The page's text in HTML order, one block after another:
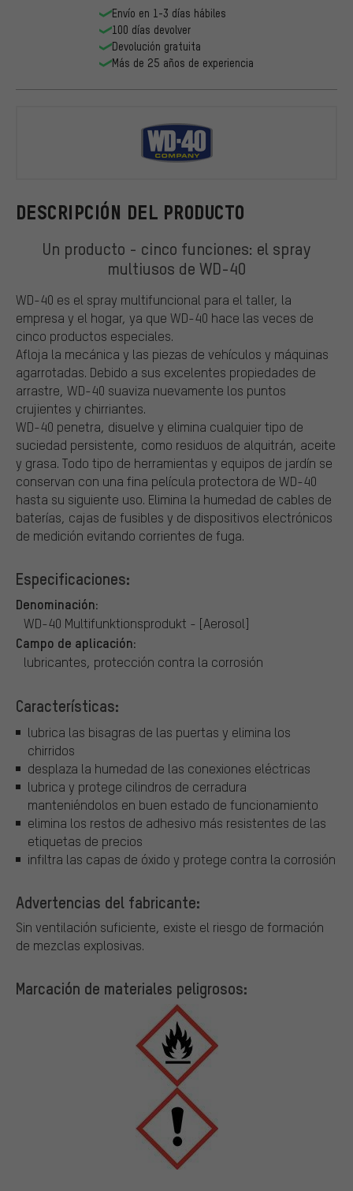
DESCRIPCIÓN DEL PRODUCTO
Un producto - cinco funciones: el spray
multiusos de WD-40
WD-40 es el spray multifuncional para el taller, la
empresa y el hogar, ya que WD-40 hace las veces de
cinco productos especiales.
Afloja la mecánica y las piezas de vehículos y máquinas
agarrotadas. Debido a sus excelentes propiedades de
arrastre, WD-40 suaviza nuevamente los puntos
crujientes y chirriantes.
WD-40 penetra, disuelve y elimina cualquier tipo de
suciedad persistente, como residuos de alquitrán, aceite
y grasa. Todo tipo de herramientas y equipos de jardín se
conservan con una fina película protectora de WD-40
hasta su siguiente uso. Elimina la humedad de cables de
baterías, cajas de fusibles y de dispositivos electrónicos
de medición evitando corrientes de fuga.
Especificaciones:
Denominación:
WD-40 Multifunktionsprodukt - [Aerosol]
Campo de aplicación:
lubricantes, protección contra la corrosión
Características:
lubrica las bisagras de las puertas y elimina los
chirridos
desplaza la humedad de las conexiones eléctricas
lubrica y protege cilindros de cerradura
manteniéndolos en buen estado de funcionamiento
elimina los restos de adhesivo más resistentes de las
etiquetas de precios
infiltra las capas de óxido y protege contra la corrosión
Advertencias del fabricante:
Sin ventilación suficiente, existe el riesgo de formación
de mezclas explosivas.
Marcación de materiales peligrosos:
Envío en 1-3 días hábiles
100 días devolver
Devolución gratuita
Más de 25 años de experiencia